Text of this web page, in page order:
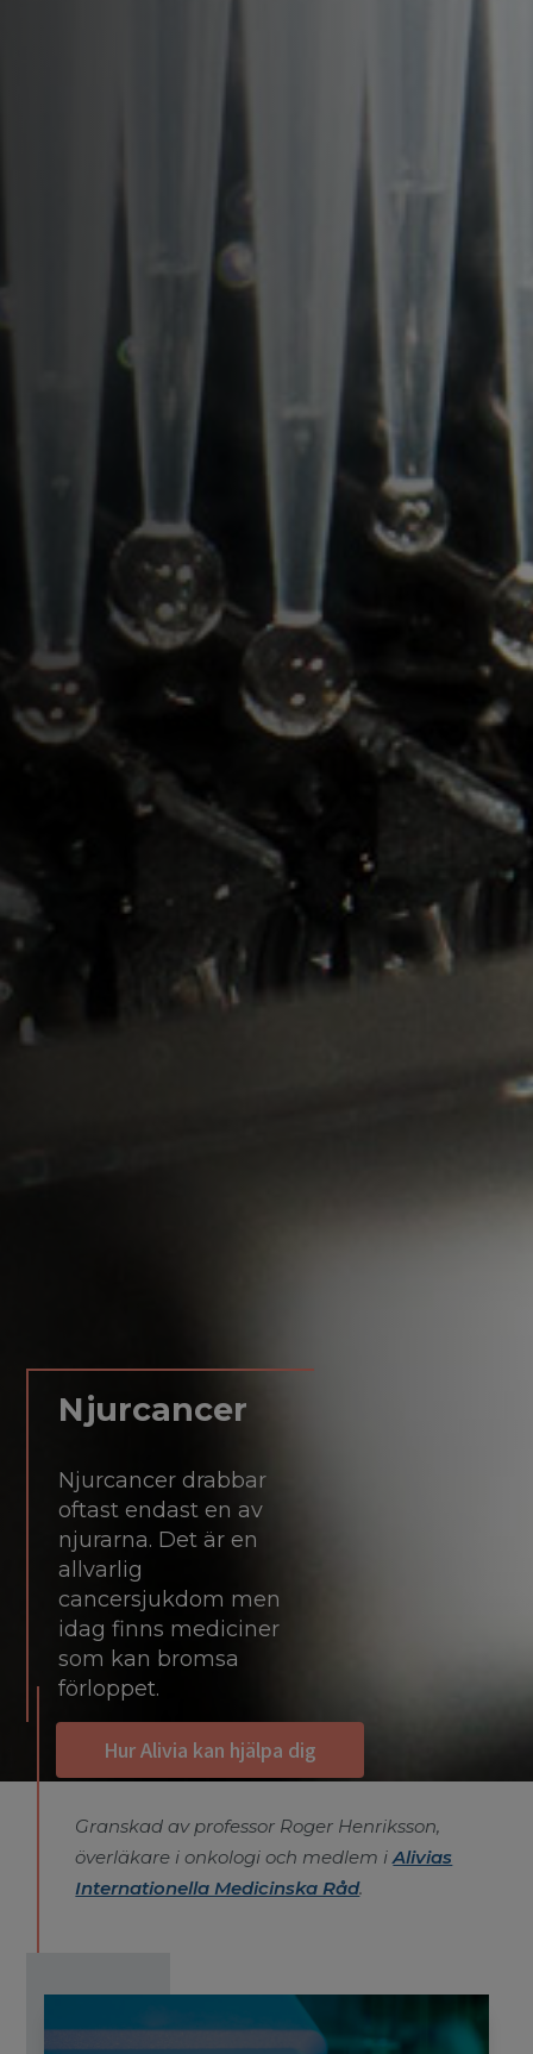
Njurcancer
Njurcancer drabbar
oftast endast en av
njurarna. Det är en
allvarlig
cancersjukdom men
idag finns mediciner
som kan bromsa
förloppet.
Hur Alivia kan hjälpa dig
Granskad av professor Roger Henriksson,
överläkare i onkologi och medlem iAlivias
Internationella Medicinska Råd.